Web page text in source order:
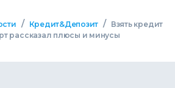
/ Кредит&Депозит /
Взять кредит
рассказал плюсы и минусы